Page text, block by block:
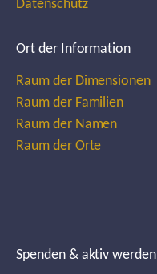
Datenschutz
Ort der Information
Raum der Dimensionen
Raum der Familien
Raum der Namen
Raum der Orte
Spenden & aktiv werden